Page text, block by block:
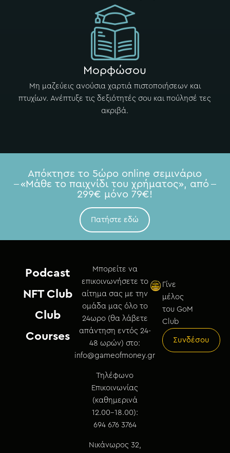
Μορφώσου
Μη μαζεύεις ανούσια χαρτιά πιστοποιήσεων και
πτυχίων. Ανέπτυξε τις δεξιότητές σου και πούλησέ τες
ακριβά.
Απόκτησε το 5ώρο online σεμινάριο
«Μάθε το παιχνίδι του χρήματος», από
299€ μόνο 79€!
Πατήστε εδώ
Podcast
NFT Club
Club
Courses
Μπορείτε να
επικοινωνήσετε το
αίτημα σας με την
ομάδα μας όλο το
24ωρο (θα λάβετε
απάντηση εντός 24-
48 ωρών) στο:
info@gameofmoney.gr
Τηλέφωνο
Επικοινωνίας
(καθημερινά
12.00-18.00):
694 676 3764
Νικάνωρος 32,
Γίνε
μέλος
του GoM
Club
Συνδέσου